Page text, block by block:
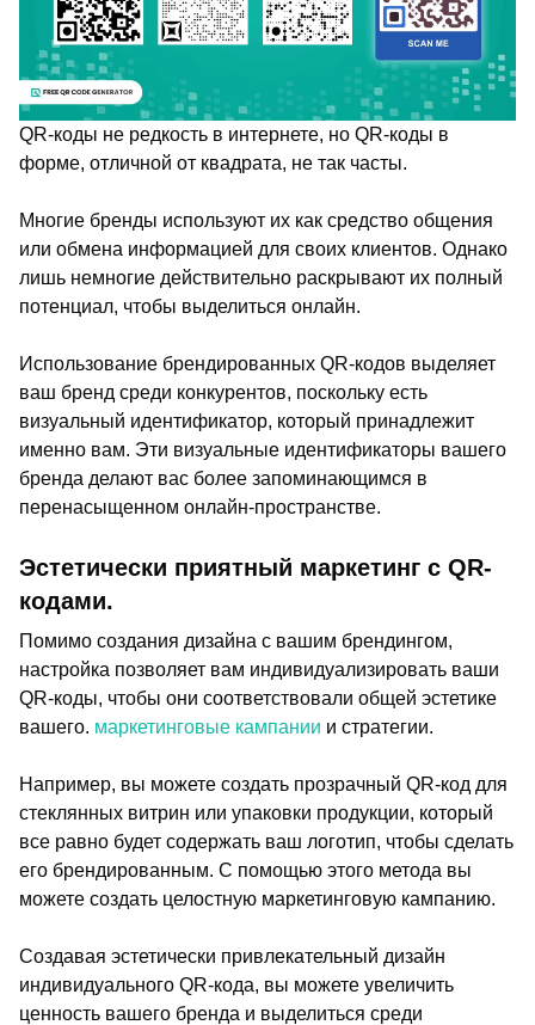
QR-коды не редкость в интернете, но QR-коды в
форме, отличной от квадрата, не так часты.
Многие бренды используют их как средство общения
или обмена информацией для своих клиентов. Однако
лишь немногие действительно раскрывают их полный
потенциал, чтобы выделиться онлайн.
Использование брендированных QR-кодов выделяет
ваш бренд среди конкурентов, поскольку есть
визуальный идентификатор, который принадлежит
именно вам. Эти визуальные идентификаторы вашего
бренда делают вас более запоминающимся в
перенасыщенном онлайн-пространстве.
Эстетически приятный маркетинг с QR-
кодами.
Помимо создания дизайна с вашим брендингом,
настройка позволяет вам индивидуализировать ваши
QR-коды, чтобы они соответствовали общей эстетике
вашего. маркетинговые кампании и стратегии.
Например, вы можете создать прозрачный QR-код для
стеклянных витрин или упаковки продукции, который
все равно будет содержать ваш логотип, чтобы сделать
его брендированным. С помощью этого метода вы
можете создать целостную маркетинговую кампанию.
Создавая эстетически привлекательный дизайн
индивидуального QR-кода, вы можете увеличить
ценность вашего бренда и выделиться среди